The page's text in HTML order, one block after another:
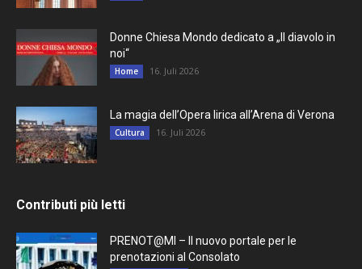
Donne Chiesa Mondo dedicato a „Il diavolo in
noi“
Home 16. Juli 2026
La magia dell’Opera lirica all’Arena di Verona
Cultura 16. Juli 2026
Contributi più letti
PRENOT@MI – Il nuovo portale per le
prenotazioni al Consolato